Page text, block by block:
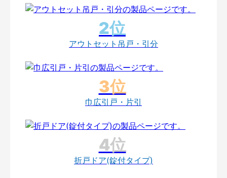
アウトセット吊戸・引分
巾広引戸・片引
折戸ドア(錠付タイプ)